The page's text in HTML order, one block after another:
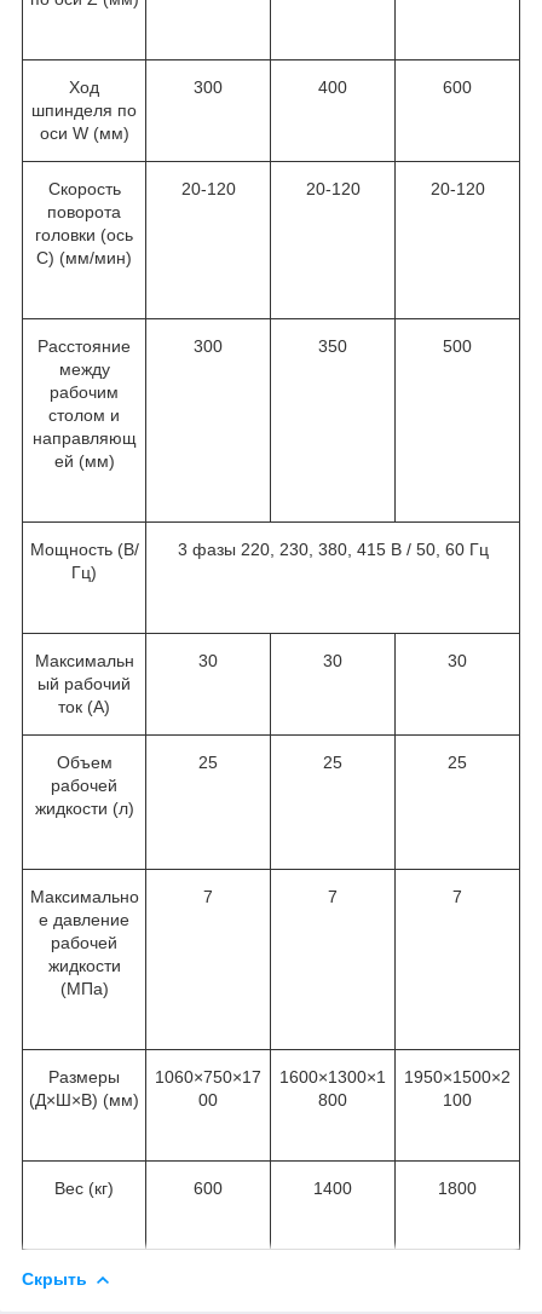
Ход
шпинделя по
оси W (мм)
300 400 600
Скорость
поворота
головки (ось
C) (мм/мин)
20-120 20-120 20-120
Расстояние
между
рабочим
столом и
направляющ
ей (мм)
300 350 500
Мощность (В/
Гц)
3 фазы 220, 230, 380, 415 В / 50, 60 Гц
Максимальн
ый рабочий
ток (А)
30 30 30
Объем
рабочей
жидкости (л)
25 25 25
Максимально
е давление
рабочей
жидкости
(МПа)
7 7 7
Размеры
(Д×Ш×В) (мм)
1060×750×17
00
1600×1300×1
800
1950×1500×2
100
Вес (кг) 600 1400 1800
Скрыть